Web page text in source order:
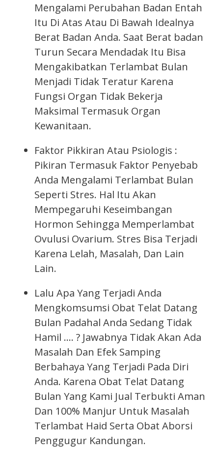
Mengalami Perubahan Badan Entah
Itu Di Atas Atau Di Bawah Idealnya
Berat Badan Anda. Saat Berat badan
Turun Secara Mendadak Itu Bisa
Mengakibatkan Terlambat Bulan
Menjadi Tidak Teratur Karena
Fungsi Organ Tidak Bekerja
Maksimal Termasuk Organ
Kewanitaan.
Faktor Pikkiran Atau Psiologis :
Pikiran Termasuk Faktor Penyebab
Anda Mengalami Terlambat Bulan
Seperti Stres. Hal Itu Akan
Mempegaruhi Keseimbangan
Hormon Sehingga Memperlambat
Ovulusi Ovarium. Stres Bisa Terjadi
Karena Lelah, Masalah, Dan Lain
Lain.
Lalu Apa Yang Terjadi Anda
Mengkomsumsi Obat Telat Datang
Bulan Padahal Anda Sedang Tidak
Hamil …. ? Jawabnya Tidak Akan Ada
Masalah Dan Efek Samping
Berbahaya Yang Terjadi Pada Diri
Anda. Karena Obat Telat Datang
Bulan Yang Kami Jual Terbukti Aman
Dan 100% Manjur Untuk Masalah
Terlambat Haid Serta Obat Aborsi
Penggugur Kandungan.